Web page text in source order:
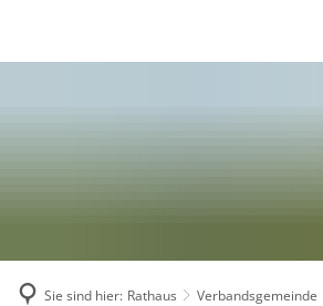
Sie sind hier: Rathaus Verbandsgemeinde